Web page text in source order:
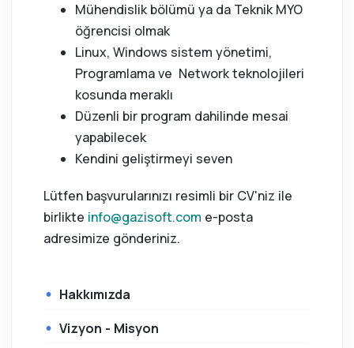
Mühendislik bölümü ya da Teknik MYO
öğrencisi olmak
Linux, Windows sistem yönetimi,
Programlama ve Network teknolojileri
kosunda meraklı
Düzenli bir program dahilinde mesai
yapabilecek
Kendini geliştirmeyi seven
Lütfen başvurularınızı resimli bir CV'niz ile
birlikte info@gazisoft.com e-posta
adresimize gönderiniz.
Hakkımızda
Vizyon - Misyon